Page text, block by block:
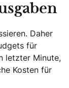
Daher
für
letzter Minute,
Kosten für